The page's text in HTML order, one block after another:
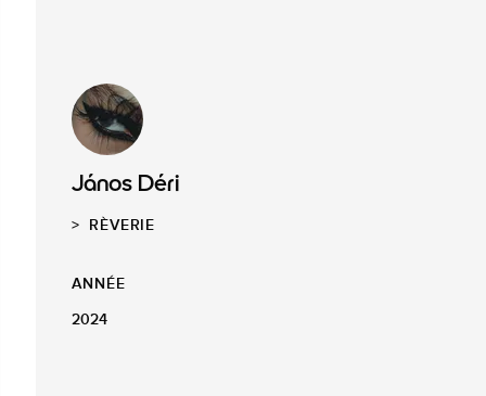
János Déri
RÈVERIE
ANNÉE
2024